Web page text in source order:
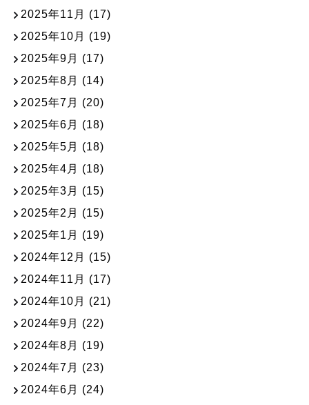
2025年11月 (17)
2025年10月 (19)
2025年9月 (17)
2025年8月 (14)
2025年7月 (20)
2025年6月 (18)
2025年5月 (18)
2025年4月 (18)
2025年3月 (15)
2025年2月 (15)
2025年1月 (19)
2024年12月 (15)
2024年11月 (17)
2024年10月 (21)
2024年9月 (22)
2024年8月 (19)
2024年7月 (23)
2024年6月 (24)